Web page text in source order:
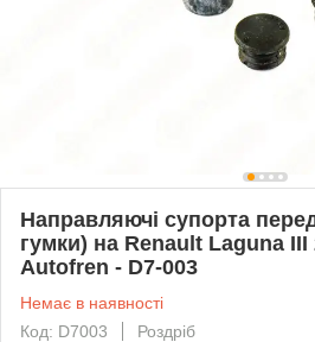
Направляючі супорта
гумки) на Renault Laguna III
Autofren - D7-003
Немає в наявності
Код: D7003
Роздріб